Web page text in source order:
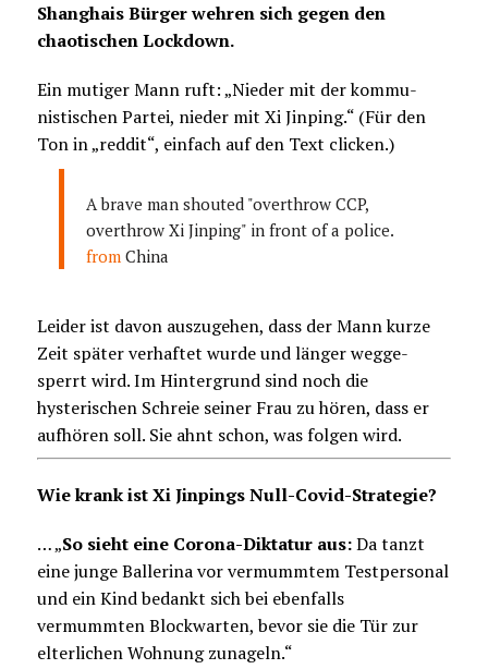
Shanghais Bürger wehren sich gegen den
chaotischen Lockdown.
Ein mutiger Mann ruft: „Nieder mit der kommu-
nistischen Partei, nieder mit Xi Jinping.“ (Für den
Ton in „reddit“, einfach auf den Text clicken.)
A brave man shouted "overthrow CCP,
overthrow Xi Jinping" in front of a police.
from China
Leider ist davon auszugehen, dass der Mann kurze
Zeit später verhaftet wurde und länger wegge-
sperrt wird. Im Hintergrund sind noch die
hysterischen Schreie seiner Frau zu hören, dass er
aufhören soll. Sie ahnt schon, was folgen wird.
Wie krank ist Xi Jinpings Null-Covid-Strategie?
… „So sieht eine Corona-Diktatur aus:Da tanzt
eine junge Ballerina vor vermummtem Testpersonal
und ein Kind bedankt sich bei ebenfalls
vermummten Blockwarten, bevor sie die Tür zur
elterlichen Wohnung zunageln.“